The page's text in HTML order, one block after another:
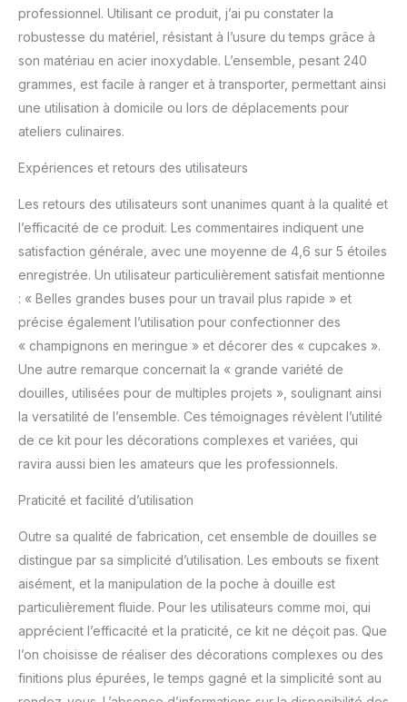
seulement une bonne
aide pour les débutants
professionnels pour faire
des gâteaux, mais
également le meilleur
professionnel. Utilisant ce produit, j’ai pu constater la
robustesse du matériel, résistant à l’usure du temps grâce à
son matériau en acier inoxydable. L’ensemble, pesant 240
grammes, est facile à ranger et à transporter, permettant ainsi
une utilisation à domicile ou lors de déplacements pour
ateliers culinaires.
Expériences et retours des utilisateurs
Les retours des utilisateurs sont unanimes quant à la qualité et
l’efficacité de ce produit. Les commentaires indiquent une
satisfaction générale, avec une moyenne de 4,6 sur 5 étoiles
enregistrée. Un utilisateur particulièrement satisfait mentionne
: « Belles grandes buses pour un travail plus rapide » et
précise également l’utilisation pour confectionner des
« champignons en meringue » et décorer des « cupcakes ».
Une autre remarque concernait la « grande variété de
douilles, utilisées pour de multiples projets », soulignant ainsi
la versatilité de l’ensemble. Ces témoignages révèlent l’utilité
de ce kit pour les décorations complexes et variées, qui
ravira aussi bien les amateurs que les professionnels.
Praticité et facilité d’utilisation
Outre sa qualité de fabrication, cet ensemble de douilles se
distingue par sa simplicité d’utilisation. Les embouts se fixent
aisément, et la manipulation de la poche à douille est
particulièrement fluide. Pour les utilisateurs comme moi, qui
apprécient l’efficacité et la praticité, ce kit ne déçoit pas. Que
l’on choisisse de réaliser des décorations complexes ou des
finitions plus épurées, le temps gagné et la simplicité sont au